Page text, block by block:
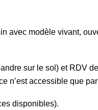
avec modèle vivant,
sur le sol) et RDV
n’est accessible que
disponibles).